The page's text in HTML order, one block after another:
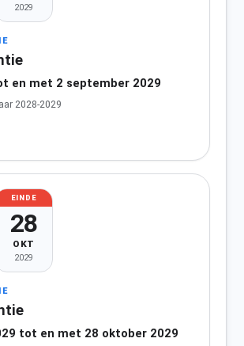
2029
en met 2 september 2029
2028-2029
EINDE
28
OKT
2029
tot en met 28 oktober 2029